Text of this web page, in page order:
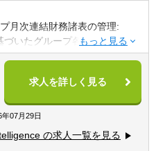
IFRS監査経験（マネージャー
ける有価証券報告書等の開示
または税効果会計の実務経験
高度な専門知識（特に企業結
、減損会計）
基づき、複雑な会計処理を監
へ説明できる能力
りや判断が必要な領域におけ
月次連結財務諸表の管理:
いたグループ各社の連結パッ
よび連結決算プロセスの統括
計ポリシーの策定・更新お
の教育・浸透
会計処理（収益認識、リー
等）の適切な運用と管理
と経営報告:
求人を詳しく見る
年07月29日
の求人一覧を見る